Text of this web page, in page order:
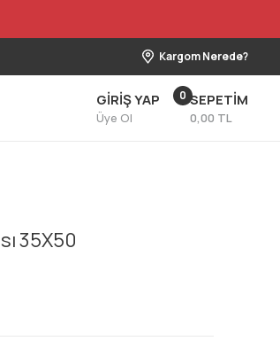
Kargom Nerede?
GİRİŞ YAP
Üye Ol
SEPETİM
0,00 TL
0
35X50